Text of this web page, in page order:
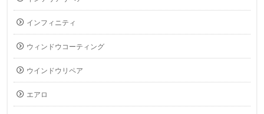
インフィニティ
ウィンドウコーティング
ウインドウリペア
エアロ